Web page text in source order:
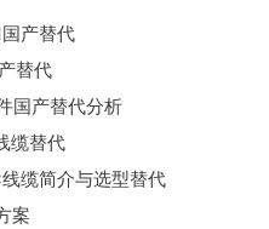
产替代
替代
国产替代分析
缆替代
缆简介与选型替代
案